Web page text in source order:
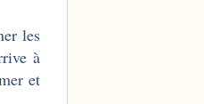
les
à
et